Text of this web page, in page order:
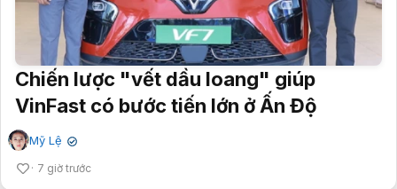
Chiến lược "vết dầu loang" giúp
VinFast có bước tiến lớn ở Ấn Độ
Mỹ Lệ ✔
7 giờ trước